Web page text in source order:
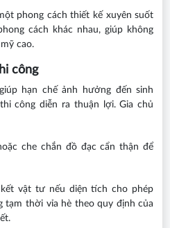
phong cách thiết kế xuyên suốt
cách khác nhau, giúp không
cao.
công
hạn chế ảnh hưởng đến sinh
công diễn ra thuận lợi. Gia chủ
che chắn đồ đạc cẩn thận để
vật tư nếu diện tích cho phép
tạm thời vỉa hè theo quy định của